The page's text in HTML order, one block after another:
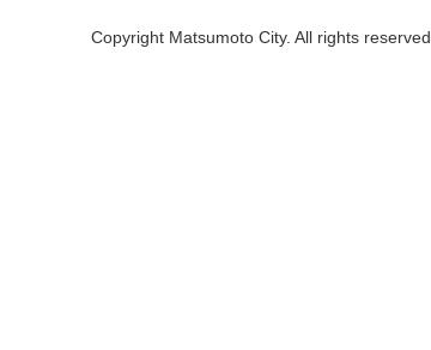
著作権・免責事項・リンク
Copyright Matsumoto City. All rights reserved.